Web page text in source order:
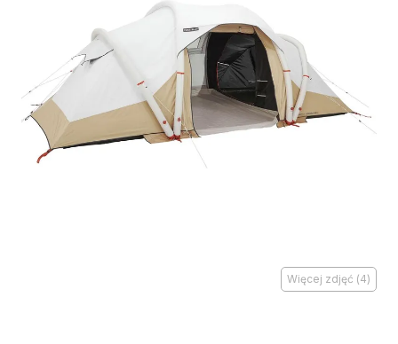
Więcej zdjęć (4)